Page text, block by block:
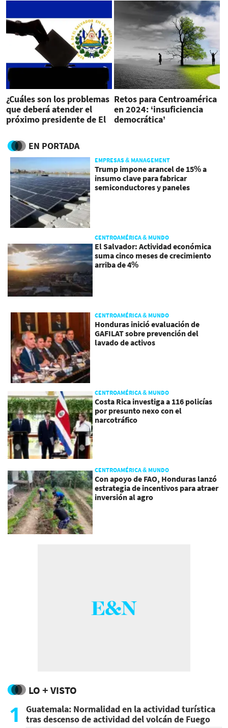
¿Cuáles son los problemas
que deberá atender el
próximo presidente de El
Retos para Centroamérica
en 2024: ‘insuficiencia
democrática’
EN PORTADA
EMPRESAS & MANAGEMENT
Trump impone arancel de 15% a
insumo clave para fabricar
semiconductores y paneles
CENTROAMÉRICA & MUNDO
El Salvador: Actividad económica
suma cinco meses de crecimiento
arriba de 4%
CENTROAMÉRICA & MUNDO
Honduras inició evaluación de
GAFILAT sobre prevención del
lavado de activos
CENTROAMÉRICA & MUNDO
Costa Rica investiga a 116 policías
por presunto nexo con el
narcotráfico
CENTROAMÉRICA & MUNDO
Con apoyo de FAO, Honduras lanzó
estrategia de incentivos para atraer
inversión al agro
LO + VISTO
1
Guatemala: Normalidad en la actividad turística
tras descenso de actividad del volcán de Fuego